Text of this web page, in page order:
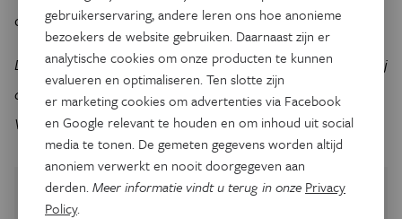
de mondiale wetenschappelijke gemeenschap biedt.
Dit artikel is gebaseerd op de openingsrede uitgesproken bij
de start van de JRC Science Week in november 2025.
Vertaling: Robin Hanssens.
gebruikerservaring, andere leren ons hoe anonieme
bezoekers de website gebruiken. Daarnaast zijn er
analytische cookies om onze producten te kunnen
evalueren en optimaliseren. Ten slotte zijn
er marketing cookies om advertenties via Facebook
en Google relevant te houden en om inhoud uit social
media te tonen. De gemeten gegevens worden altijd
anoniem verwerkt en nooit doorgegeven aan
derden.Meer informatie vindt u terug in onze Privacy
Policy.